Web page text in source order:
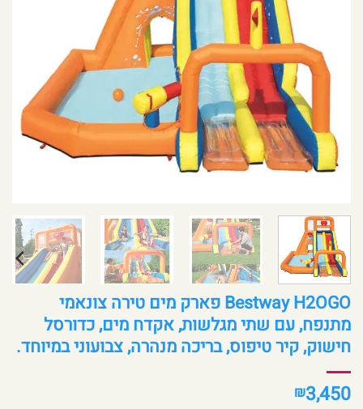
Bestway H2OGO פארק מים טירה צונאמי
מתנפח, עם שתי מגלשות, אקדח מים, כדורסל
חישוק, קיר טיפוס, בריכה מנהרה, צבועוני במיוחד.
₪3,450